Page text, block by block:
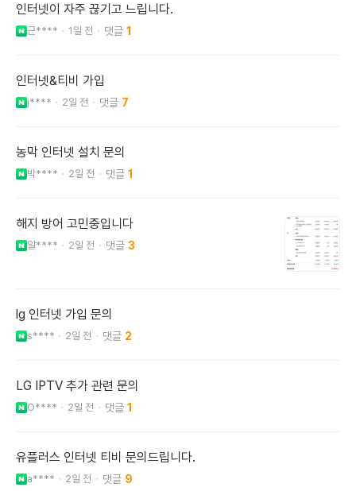
인터넷이 자주 끊기고 느립니다.
근**** 1일 전 1
인터넷&티비 가입
j**** 2일 전 7
농막 인터넷 설치 문의
박**** 2일 전 1
해지 방어 고민중입니다
알**** 2일 전 3
lg 인터넷 가입 문의
s**** 2일 전 2
LG IPTV 추가 관련 문의
O**** 2일 전 1
유플러스 인터넷 티비 문의드립니다.
a**** 2일 전 9